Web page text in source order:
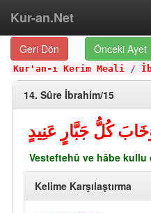
Kur-an.Net
Geri Dön Önceki Ayet
Kur'an-ı Kerim Meali /
14. Sûre İbrahim/15
كُلُّ جَبَّارٍ عَنِيدٍ
Vesteftehû ve hâbe
Kelime Karşılaştırma